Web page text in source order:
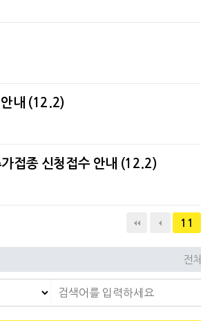
안내 (12.2)
접종 신청접수 안내 (12.2)
11
전